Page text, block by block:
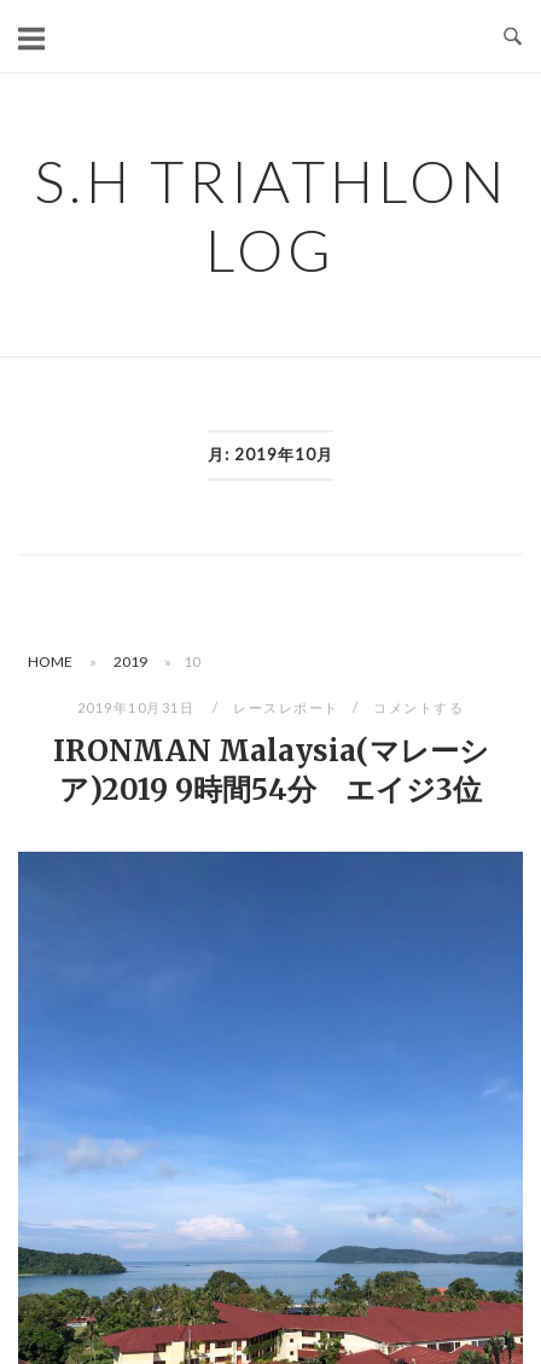
S.H TRIATHLON
LOG
月: 2019年10月
HOME » 2019 » 10
2019年10月31日 レースレポート コメントする
IRONMAN Malaysia(マレーシ
ア)2019 9時間54分 エイジ3位